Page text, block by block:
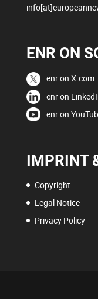
ENR ON
enr on X.com
enr on
enr on
IMPRINT
Copyright
Legal Notice
Privacy Policy